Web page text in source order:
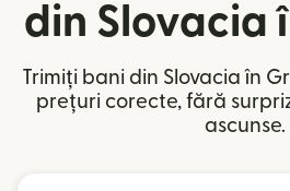
din Slovacia
Trimiți bani din Slovacia în
prețuri corecte, fără
ascunse.